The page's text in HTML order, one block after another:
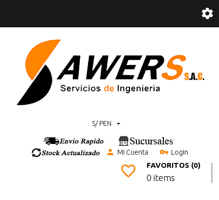
S/ PEN
Mi Cuenta Login
FAVORITOS (0)
0 items